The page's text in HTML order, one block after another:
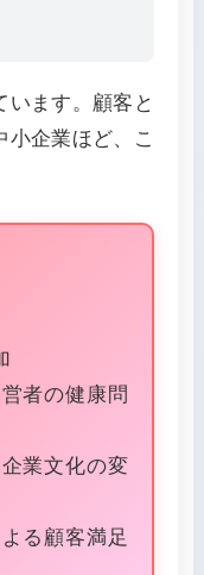
います。顧客と
小企業ほど、こ
者の健康問
業文化の変
る顧客満足